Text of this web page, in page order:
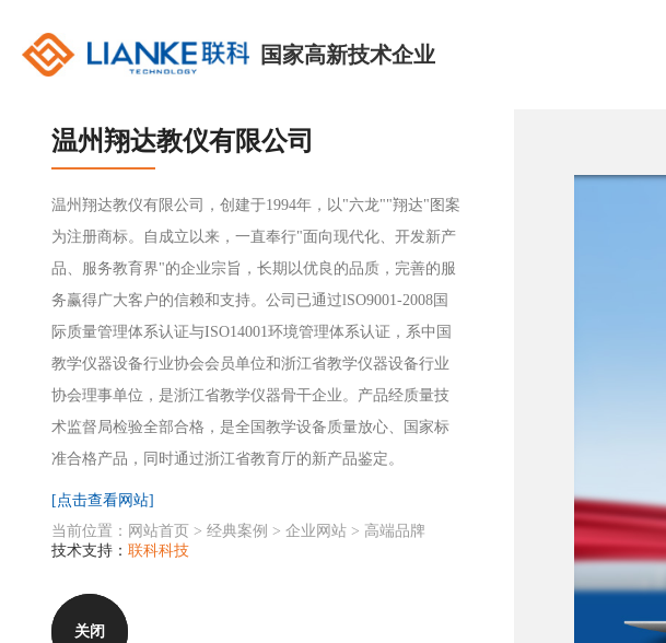
国家高新技术企业
温州翔达教仪有限公司
温州翔达教仪有限公司，创建于1994年，以"六龙""翔达"图案
为注册商标。自成立以来，一直奉行"面向现代化、开发新产
品、服务教育界"的企业宗旨，长期以优良的品质，完善的服
务赢得广大客户的信赖和支持。公司已通过lSO9001-2008国
际质量管理体系认证与ISO14001环境管理体系认证，系中国
教学仪器设备行业协会会员单位和浙江省教学仪器设备行业
协会理事单位，是浙江省教学仪器骨干企业。产品经质量技
术监督局检验全部合格，是全国教学设备质量放心、国家标
准合格产品，同时通过浙江省教育厅的新产品鉴定。
[点击查看网站]
当前位置： 网站首页 > 经典案例 > 企业网站 > 高端品牌
技术支持： 联科科技
关闭